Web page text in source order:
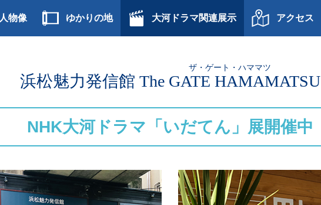
人物像 ゆかりの地 大河ドラマ関連展示 アクセス
浜松魅力発信館 The GATE HAMAMATSU
ザ・ゲート・ハママツ
NHK大河ドラマ「いだてん」展開催中